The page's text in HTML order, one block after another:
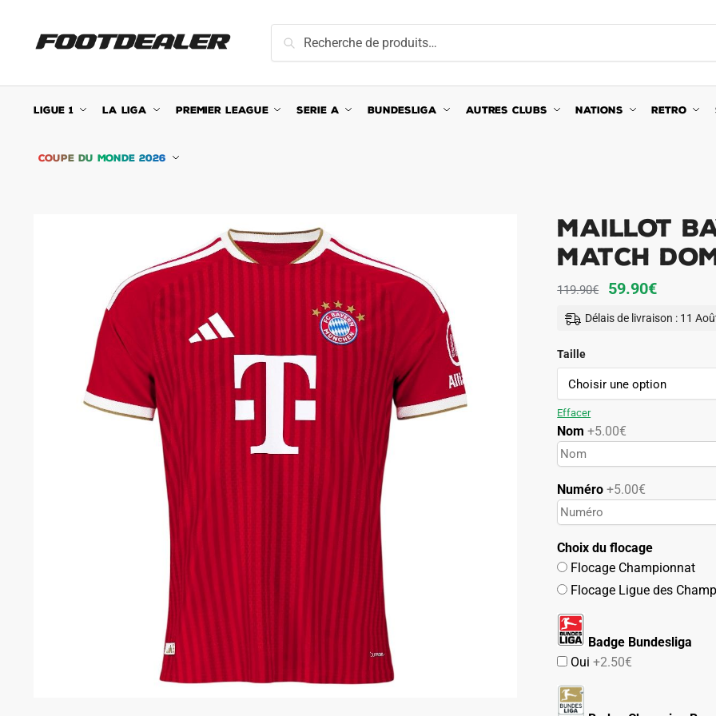
navigation
content
pour :
Recherche
LIGUE 1 LA LIGA PREMIER LEAGUE SERIE A BUNDESLIGA AUTRES CLUBS NATIONS RETRO
COUPE DU MONDE 2026
Maillot
Match
119.90€
Le
prix
119.90€.
59.90€Le
59.90€.
Délais de livraison : 11
Taille
Effacer
Nom +5.00€
Numéro+5.00€
Choix du flocage
Flocage Championnat
Flocage Ligue des
Badge Bundesliga
Oui+2.50€